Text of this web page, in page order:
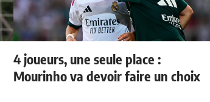
4 joueurs, une seule place :
Mourinho va devoir faire un choix